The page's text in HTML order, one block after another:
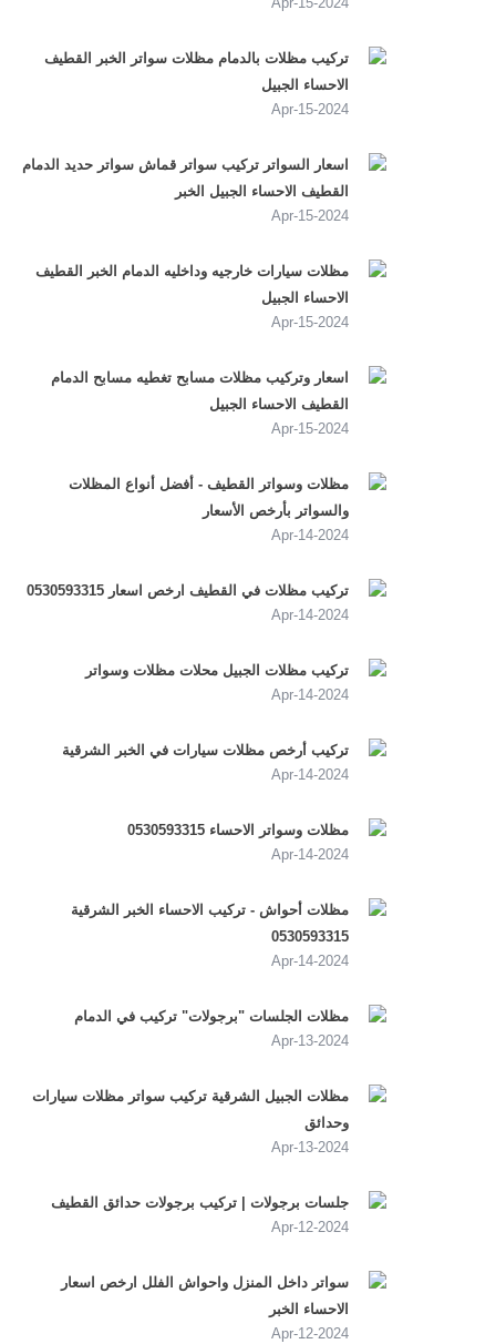
تركيب مظلات بالدمام مظلات سواتر الخبر القطيف
الاحساء الجبيل
2024-Apr-15
اسعار السواتر تركيب سواتر قماش سواتر حديد الدمام
القطيف الاحساء الجبيل الخبر
2024-Apr-15
مظلات سيارات خارجيه وداخليه الدمام الخبر القطيف
الاحساء الجبيل
2024-Apr-15
اسعار وتركيب مظلات مسابح تغطيه مسابح الدمام
القطيف الاحساء الجبيل
2024-Apr-15
مظلات وسواتر القطيف - أفضل أنواع المظلات
والسواتر بأرخص الأسعار
2024-Apr-14
تركيب مظلات في القطيف ارخص اسعار 0530593315
2024-Apr-14
تركيب مظلات الجبيل محلات مظلات وسواتر
2024-Apr-14
تركيب أرخص مظلات سيارات في الخبر الشرقية
2024-Apr-14
مظلات وسواتر الاحساء 0530593315
2024-Apr-14
مظلات أحواش - تركيب الاحساء الخبر الشرقية
0530593315
2024-Apr-14
مظلات الجلسات "برجولات" تركيب في الدمام
2024-Apr-13
مظلات الجبيل الشرقية تركيب سواتر مظلات سيارات
وحدائق
2024-Apr-13
جلسات برجولات | تركيب برجولات حدائق القطيف
2024-Apr-12
سواتر داخل المنزل واحواش الفلل ارخص اسعار
الاحساء الخبر
2024-Apr-12